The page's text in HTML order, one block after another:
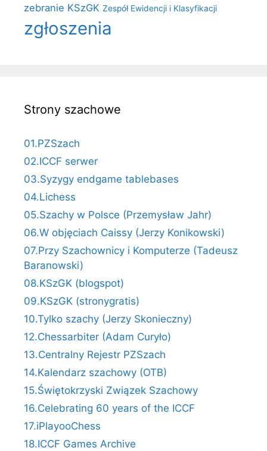
zebranie KSzGK Zespół Ewidencji i Klasyfikacji
zgłoszenia
Strony szachowe
01.PZSzach
02.ICCF serwer
03.Syzygy endgame tablebases
04.Lichess
05.Szachy w Polsce (Przemysław Jahr)
06.W objęciach Caissy (Jerzy Konikowski)
07.Przy Szachownicy i Komputerze (Tadeusz
Baranowski)
08.KSzGK (blogspot)
09.KSzGK (stronygratis)
10.Tylko szachy (Jerzy Skonieczny)
12.Chessarbiter (Adam Curyło)
13.Centralny Rejestr PZSzach
14.Kalendarz szachowy (OTB)
15.Świętokrzyski Związek Szachowy
16.Celebrating 60 years of the ICCF
17.iPlayooChess
18.ICCF Games Archive